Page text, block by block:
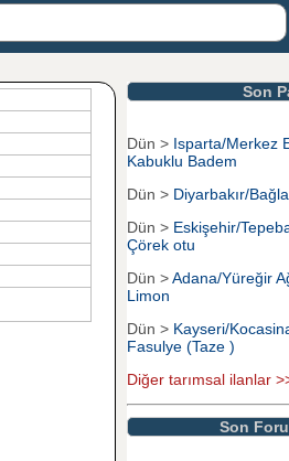
Son
Dün > Isparta/Merkez
Kabuklu Badem
Dün > Diyarbakır/
Dün > Eskişehir/
Çörek otu
Dün >Adana/Yüreğir
Limon
Dün > Kayseri/
Fasulye (Taze )
Diğer tarımsal ilanlar
Son